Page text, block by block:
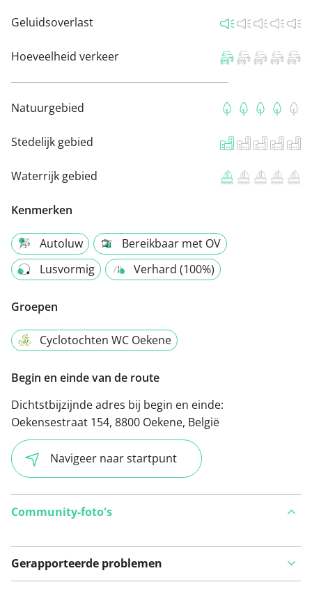
Geluidsoverlast
Hoeveelheid verkeer
Natuurgebied
Stedelijk gebied
Waterrijk gebied
Kenmerken
Autoluw
Bereikbaar met OV
Lusvormig
Verhard (100%)
Groepen
Cyclotochten WC Oekene
Begin en einde van de route
Dichtstbijzijnde adres bij begin en einde:
Oekensestraat 154, 8800 Oekene, België
Navigeer naar startpunt
Community-foto's
Gerapporteerde problemen